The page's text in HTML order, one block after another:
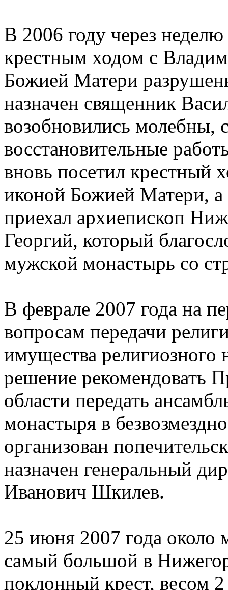
В 2006 году через
крестным ходом с
Божией Матери
назначен священник
возобновились молебны,
восстановительные
вновь посетил крестный
иконой Божией Матери, а
приехал архиепископ
Георгий, который
мужской монастырь со
В феврале 2007 года на
вопросам передачи
имущества религиозного
решение рекомендовать
области передать
монастыря в
организован
назначен генеральный
Иванович Шкилев.
25 июня 2007 года около
самый большой в
поклонный крест, весом